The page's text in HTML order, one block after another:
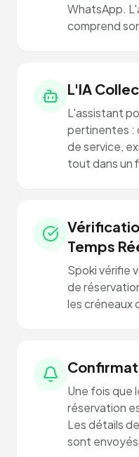
WhatsApp.
comprend
L'IA
L'assistant
pertinentes :
de service,
tout dans un
Temps
Spoki vérifie
de
les créneaux
Une fois que
réservation
Les détails
sont